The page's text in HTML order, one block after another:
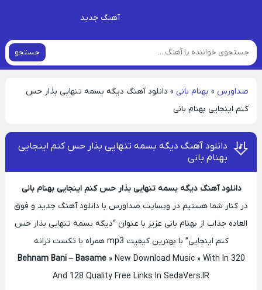
آهنگ جدید
جستجو
صداورس » بهنام بانی » دانلود آهنگ دیگه بسمه تنهایی بذار حس
کنم اینجایی بهنام بانی
دانلود آهنگ دیگه بسمه تنهایی بذار حس کنم اینجایی
بهنام بانی
دانلود آهنگ دیگه بسمه تنهایی بذار حس کنم اینجایی بهنام بانی
در کنار شما هستیم در وبسایت صداورس با دانلود آهنگ جدید و فوق
العاده جذاب از بهنام بانی عزیز با عنوان “دیگه بسمه تنهایی بذار حس
کنم اینجایی” با بهترین کیفیت mp3 همراه با تکست ترانه
Behnam Bani – Basame» New Download Music » With In 320
And 128 Quality Free Links In SedaVers.IR